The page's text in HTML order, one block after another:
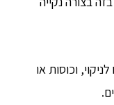
וכוסות או